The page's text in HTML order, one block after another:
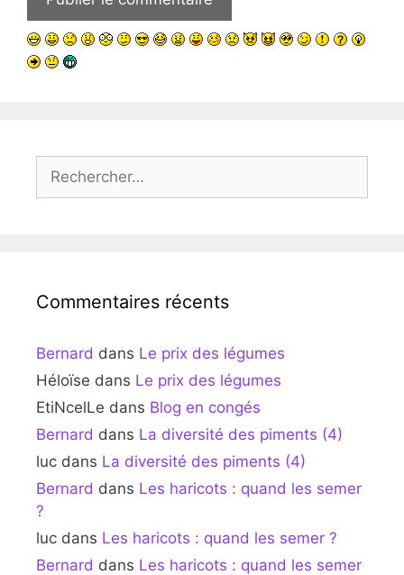
Rechercher :
Commentaires récents
Bernard dans Le prix des légumes
Héloïse dans Le prix des légumes
EtiNcelLe dans Blog en congés
Bernard dans La diversité des piments (4)
luc dans La diversité des piments (4)
Bernard dans Les haricots : quand les semer
?
luc dans Les haricots : quand les semer ?
Bernard dans Les haricots : quand les semer